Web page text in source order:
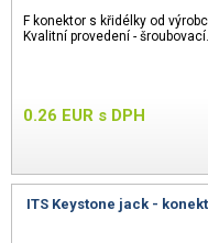
F konektor s křidélky od
Kvalitní provedení - šroubovací.
0.26 EUR s DPH
ITS Keystone jack -